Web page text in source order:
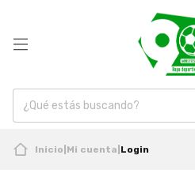
Inicio Mi cuenta Login